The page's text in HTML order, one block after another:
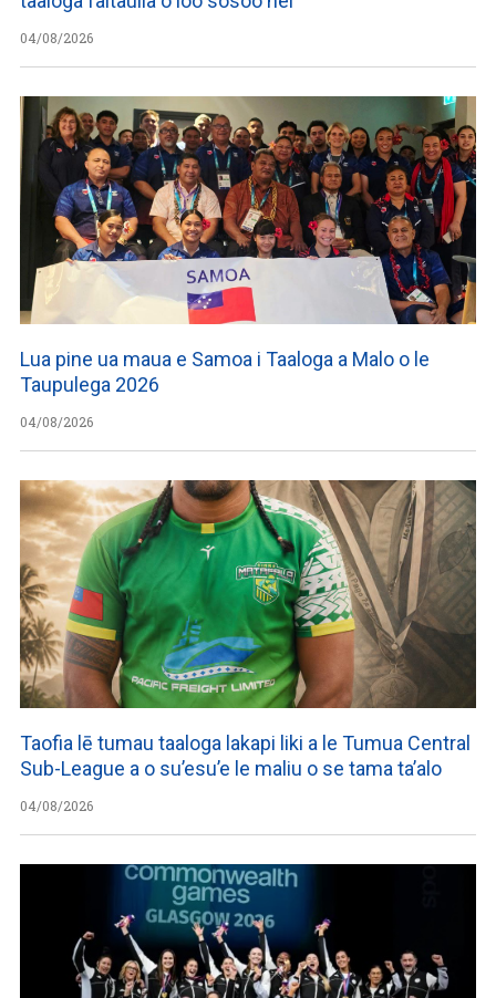
04/08/2026
Lua pine ua maua e Samoa i Taaloga a Malo o le
Taupulega 2026
04/08/2026
Taofia lē tumau taaloga lakapi liki a le Tumua Central
Sub-League a o su’esu’e le maliu o se tama ta’alo
04/08/2026